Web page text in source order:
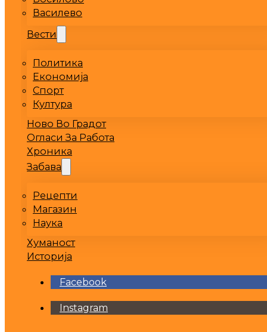
Василево
Вести
Политика
Економија
Спорт
Култура
Ново Во Градот
Огласи За Работа
Хроника
Забава
Рецепти
Магазин
Наука
Хуманост
Историја
Facebook
Instagram